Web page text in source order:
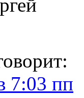
7:03 пп